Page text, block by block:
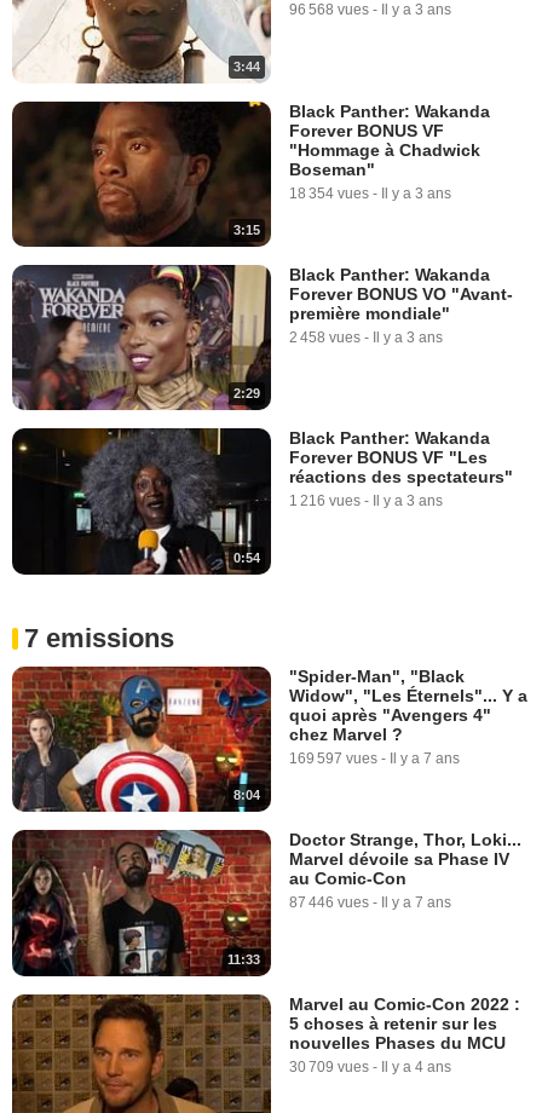
3:44
96 568 vues - Il y a 3 ans
3:15
Black Panther: Wakanda
Forever BONUS VF
"Hommage à Chadwick
Boseman"
18 354 vues - Il y a 3 ans
2:29
Black Panther: Wakanda
Forever BONUS VO "Avant-
première mondiale"
2 458 vues - Il y a 3 ans
0:54
Black Panther: Wakanda
Forever BONUS VF "Les
réactions des spectateurs"
1 216 vues - Il y a 3 ans
7 emissions
8:04
"Spider-Man", "Black
Widow", "Les Éternels"... Y a
quoi après "Avengers 4"
chez Marvel ?
169 597 vues - Il y a 7 ans
11:33
Doctor Strange, Thor, Loki...
Marvel dévoile sa Phase IV
au Comic-Con
87 446 vues - Il y a 7 ans
Marvel au Comic-Con 2022 :
5 choses à retenir sur les
nouvelles Phases du MCU
30 709 vues - Il y a 4 ans